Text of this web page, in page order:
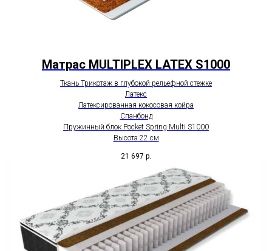
Матрас MULTIPLEX LATEX S1000
Ткань Трикотаж в глубокой рельефной стежке
Латекс
Латексированная кокосовая койра
Спанбонд
Пружинный блок Pocket Spring Multi S1000
Высота 22 см
21 697 р.